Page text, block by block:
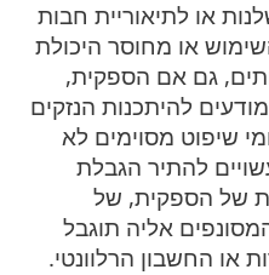
או לתיאוריית חבות
או מחוסר היכולת
גם אם הספקית,
להיתכנות הנזקים
שיפוט מסוימים לא
להתיר הגבלת
של הספקית, של
אליה תוגבל
או החשבון הרלוונטי.